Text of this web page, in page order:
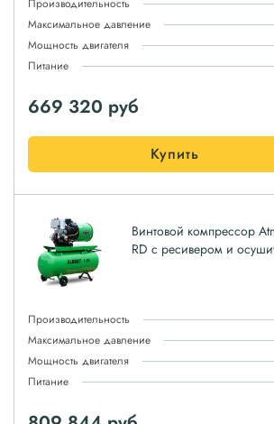
Производительность
Максимальное давление
Мощность двигателя
Питание
669 320 руб
Купить
Винтовой компрессор
RD с ресивером и
Производительность
Максимальное давление
Мощность двигателя
Питание